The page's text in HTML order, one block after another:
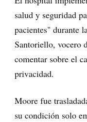
salud y seguridad
pacientes" durante
Santoriello, vocero
comentar sobre el
privacidad.
Moore fue
su condición solo